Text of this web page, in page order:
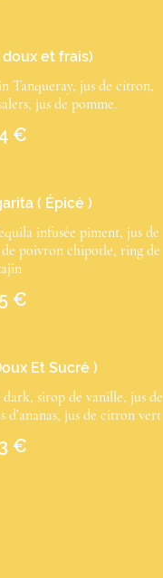
et frais)
Tanqueray, jus de citron,
jus de pomme.
€
( Épicé )
infusée piment, jus de
poivron chipotle, ring de
€
Et Sucré )
sirop de vanille, jus de
d’ananas, jus de citron vert
€